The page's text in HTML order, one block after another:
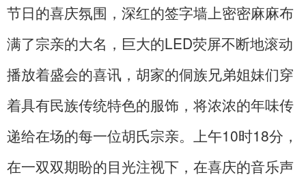
节日的喜庆氛围，深红的签字墙上密密麻麻布
满了宗亲的大名，巨大的LED荧屏不断地滚动
播放着盛会的喜讯，胡家的侗族兄弟姐妹们穿
着具有民族传统特色的服饰，将浓浓的年味传
递给在场的每一位胡氏宗亲。上午10时18分，
在一双双期盼的目光注视下，在喜庆的音乐声